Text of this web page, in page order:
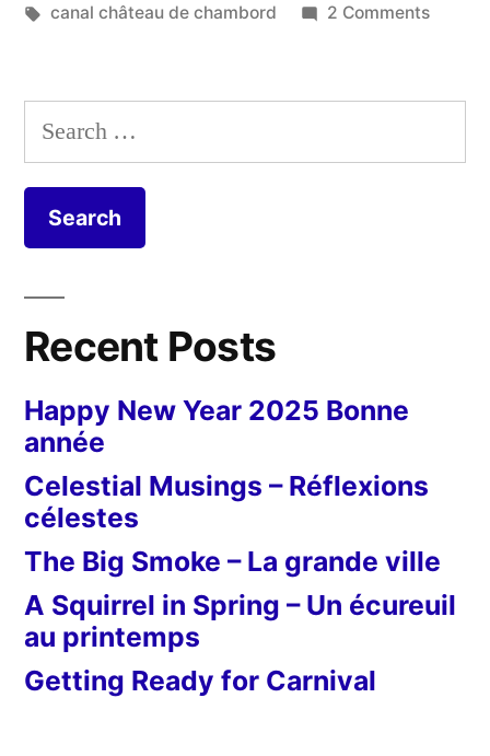
in
Tags:
canal château de chambord 2 Commentson
the
–
Search
for:
Recent Posts
Happy New Year 2025 Bonne
année
Celestial Musings – Réflexions
célestes
The Big Smoke – La grande ville
A Squirrel in Spring – Un écureuil
au printemps
Getting Ready for Carnival